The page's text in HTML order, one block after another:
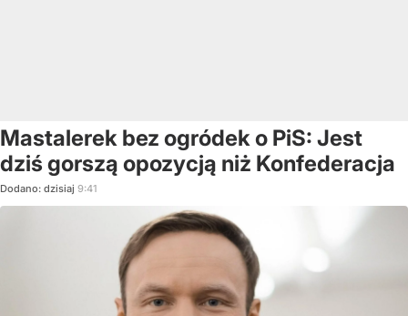
Mastalerek bez ogródek o PiS: Jest
dziś gorszą opozycją niż Konfederacja
Dodano: dzisiaj 9:41